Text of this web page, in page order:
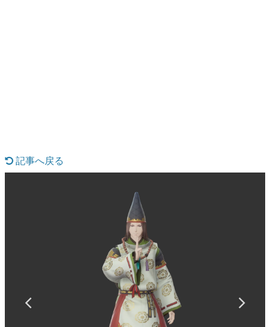
なんでゲームは面白い？
ゲーム開発者・hamatsu氏がゲームの魅力を画面や操作の
具体的な形から解き明かしていく、硬派で骨太な評論連載
ゲームが変えた日本語
「経験値」「裏技」「ラスボス」… ゲームにまつわる言葉
の起源や用法の変遷を、コンピューター文化史研究家・タ
イニーP氏が徹底調査。
記事へ戻る